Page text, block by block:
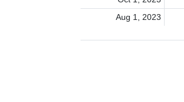
Aug 1, 2023